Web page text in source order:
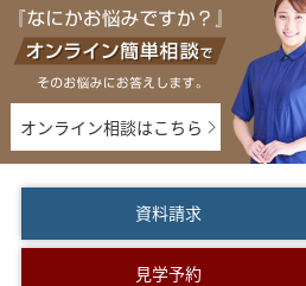
オンライン相談はこちら
資料請求
見学予約